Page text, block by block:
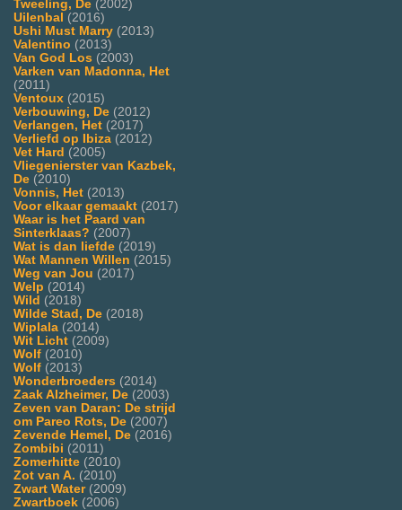
Tweeling, De (2002)
Uilenbal (2016)
Ushi Must Marry (2013)
Valentino (2013)
Van God Los (2003)
Varken van Madonna, Het
(2011)
Ventoux (2015)
Verbouwing, De (2012)
Verlangen, Het (2017)
Verliefd op Ibiza (2012)
Vet Hard (2005)
Vliegenierster van Kazbek,
De (2010)
Vonnis, Het (2013)
Voor elkaar gemaakt (2017)
Waar is het Paard van
Sinterklaas? (2007)
Wat is dan liefde (2019)
Wat Mannen Willen (2015)
Weg van Jou (2017)
Welp (2014)
Wild (2018)
Wilde Stad, De (2018)
Wiplala (2014)
Wit Licht (2009)
Wolf (2010)
Wolf (2013)
Wonderbroeders (2014)
Zaak Alzheimer, De (2003)
Zeven van Daran: De strijd
om Pareo Rots, De (2007)
Zevende Hemel, De (2016)
Zombibi (2011)
Zomerhitte (2010)
Zot van A. (2010)
Zwart Water(2009)
Zwartboek (2006)